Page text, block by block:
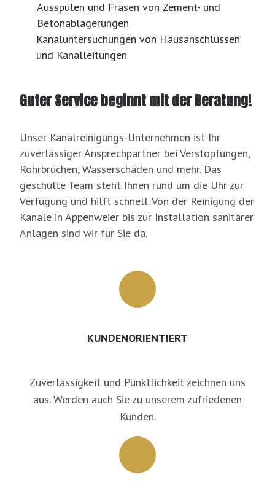
Ausspülen und Fräsen von Zement- und
Betonablagerungen
Kanaluntersuchungen von Hausanschlüssen
und Kanalleitungen
Guter Service beginnt mit der Beratung!
Unser Kanalreinigungs-Unternehmen ist Ihr
zuverlässiger Ansprechpartner bei Verstopfungen,
Rohrbrüchen, Wasserschäden und mehr. Das
geschulte Team steht Ihnen rund um die Uhr zur
Verfügung und hilft schnell. Von der Reinigung der
Kanäle in Appenweier bis zur Installation sanitärer
Anlagen sind wir für Sie da.
KUNDENORIENTIERT
Zuverlässigkeit und Pünktlichkeit zeichnen uns
aus. Werden auch Sie zu unserem zufriedenen
Kunden.